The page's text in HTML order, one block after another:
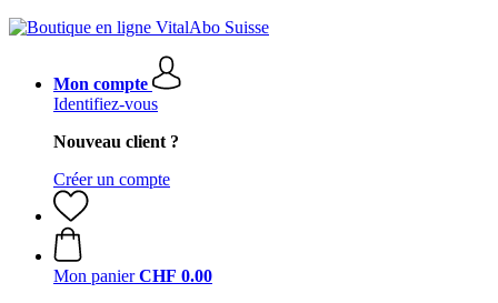
Mon compte
Identifiez-vous
Nouveau client ?
Créer un compte
Mon panier CHF 0.00